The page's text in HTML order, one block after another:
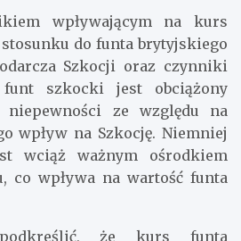
wpływającym na kurs
do funta brytyjskiego
Szkocji oraz czynniki
funt szkocki jest obciążony
niepewności ze względu na
wpływ na Szkocję. Niemniej
wciąż ważnym ośrodkiem
co wpływa na wartość funta
że kurs funta